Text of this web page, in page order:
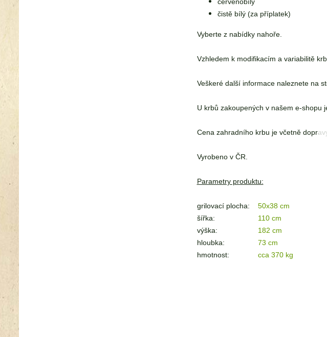
čistě bílý (za příplatek)
Vyberte z nabídky nahoře.
Vzhledem k modifikacím a variabilitě
Veškeré další informace naleznete na
U krbů zakoupených v našem e-shopu
Cena zahradního krbu je včetně
Vyrobeno v ČR.
Parametry produktu:
grilovací plocha:
50x38 cm
šířka:
110 cm
výška:
182 cm
hloubka:
73 cm
hmotnost:
cca 370 kg